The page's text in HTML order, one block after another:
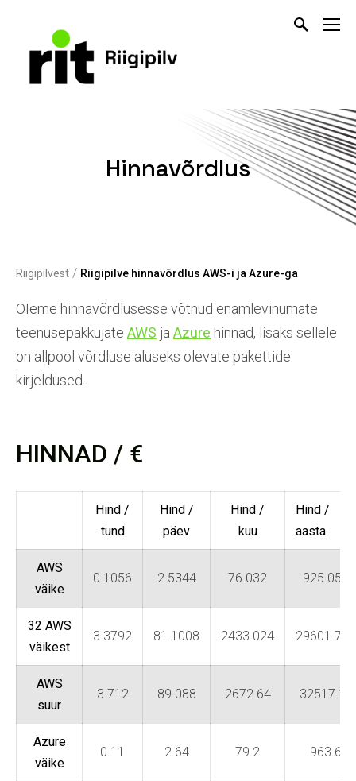
Hinnavõrdlus
Riigipilvest / Riigipilve hinnavõrdlus AWS-i ja Azure-ga
OIeme hinnavõrdlusesse võtnud enamlevinumate
teenusepakkujate AWS ja Azure hinnad, lisaks sellele
on allpool võrdluse aluseks olevate pakettide
kirjeldused.
HINNAD / €
Hind /
tund
Hind /
päev
Hind /
kuu
Hind /
aasta
AWS
väike
0.1056 2.5344 76.032 925.056
32 AWS
väikest
3.3792 81.1008 2433.024 29601.792
AWS
suur
3.712 89.088 2672.64 32517.12
Azure
väike
0.11 2.64 79.2 963.6